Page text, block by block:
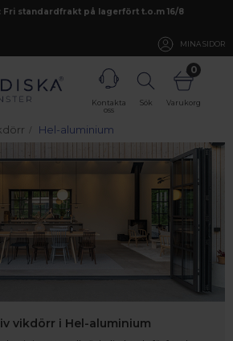
Fri standardfrakt på lagerfört t.o.m 16/8
MINA SIDOR
Kontakta
oss
Sök
0
Varukorg
Hel-aluminium
vikdörr i Hel-aluminium